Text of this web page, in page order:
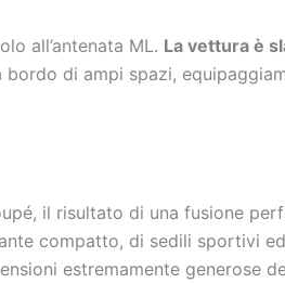
all’antenata ML. La vettura è
di ampi spazi,
il risultato di una fusione
compatto, di sedili sportivi
estremamente generose